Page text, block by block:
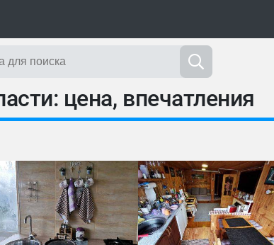
цена, впечатления